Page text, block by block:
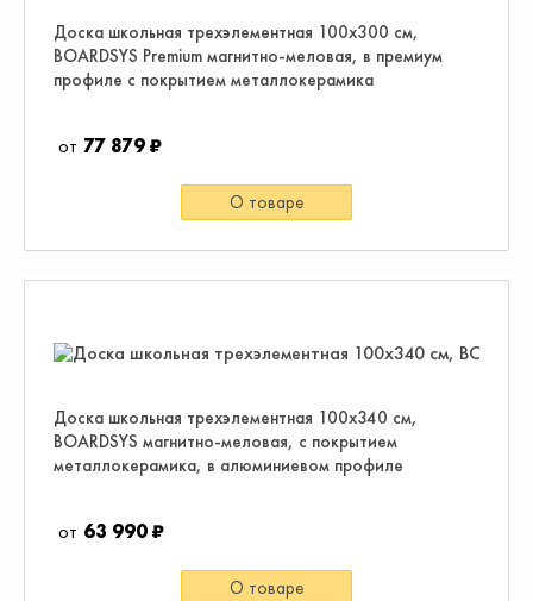
Доска школьная трехэлементная 100х300 см,
BOARDSYS Premium магнитно-меловая, в премиум
профиле с покрытием металлокерамика
77 879 ₽
О товаре
Доска школьная трехэлементная 100х340 см,
BOARDSYS магнитно-меловая, с покрытием
металлокерамика, в алюминиевом профиле
63 990 ₽
О товаре